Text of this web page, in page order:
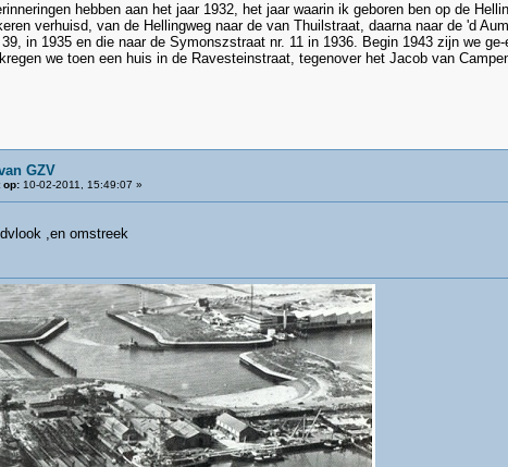
hebben aan het jaar 1932, het jaar waarin ik geboren ben op de
verhuisd, van de Hellingweg naar de van Thuilstraat, daarna naar de 'd
in 1935 en die naar de Symonszstraat nr. 11 in 1936. Begin 1943 zijn we
we toen een huis in de Ravesteinstraat, tegenover het Jacob van
GZV
op:10-02-2011, 15:49:07 »
,en omstreek